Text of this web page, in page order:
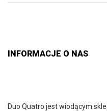
INFORMACJE O NAS
Duo Quatro jest wiodącym